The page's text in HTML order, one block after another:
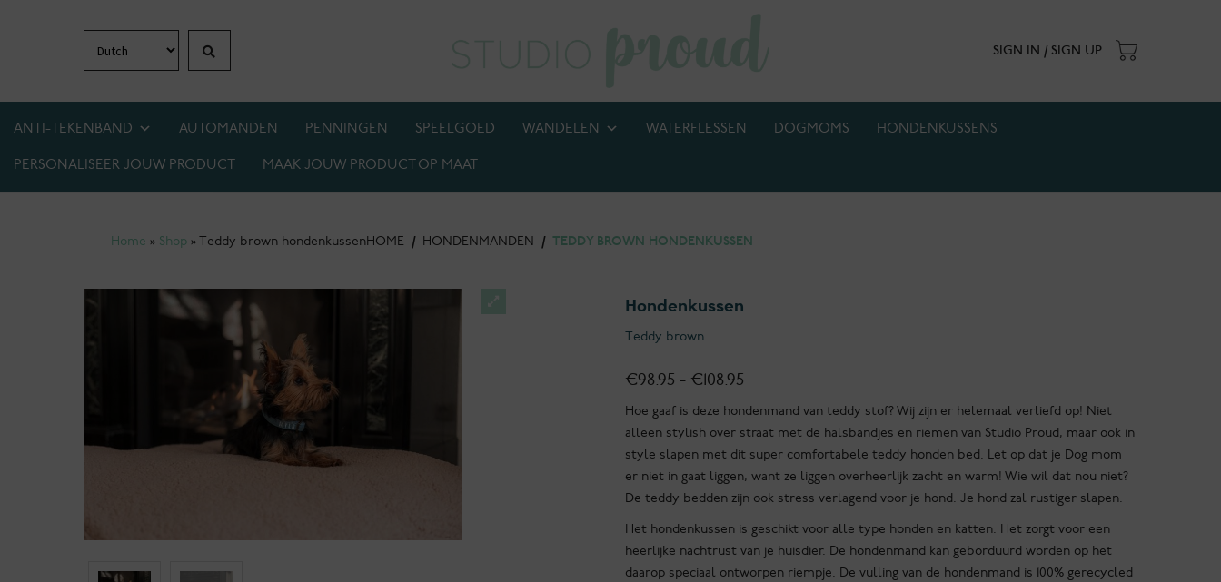
navigatie
inhoud
SIGN IN / SIGN UP
ANTI-TEKENBAND AUTOMANDEN PENNINGEN SPEELGOED WANDELEN WATERFLESSEN DOGMOMS HONDENKUSSENS
PERSONALISEER JOUW PRODUCT MAAK JOUW PRODUCT OP MAAT
Home » Shop »Teddy brown hondenkussenHOME / HONDENMANDEN / TEDDY BROWN HONDENKUSSEN
Hondenkussen
Teddy brown
€98.95 - €108.95Prijsklasse:
€98.95
tot
€108.95
Hoe gaaf is deze hondenmand van teddy stof? Wij zijn er helemaal verliefd op! Niet
alleen stylish over straat met de halsbandjes en riemen van Studio Proud, maar ook in
style slapen met dit super comfortabele teddy honden bed. Let op dat je Dog mom
er niet in gaat liggen, want ze liggen overheerlijk zacht en warm! Wie wil dat nou niet?
De teddy bedden zijn ook stress verlagend voor je hond. Je hond zal rustiger slapen.
Het hondenkussen is geschikt voor alle type honden en katten. Het zorgt voor een
heerlijke nachtrust van je huisdier. De hondenmand kan geborduurd worden op het
daarop speciaal ontworpen riempje. De vulling van de hondenmand is 100% gerecycled